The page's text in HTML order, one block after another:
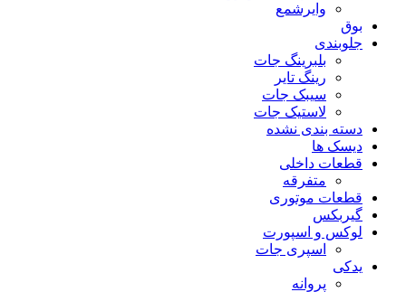
وایرشمع
بوق
جلوبندی
بلبرینگ جات
رینگ تایر
سیبک جات
لاستیک جات
دسته بندی نشده
دیسک ها
قطعات داخلی
متفرقه
قطعات موتوری
گیربکس
لوکس و اسپورت
اسپری جات
یدکی
پروانه